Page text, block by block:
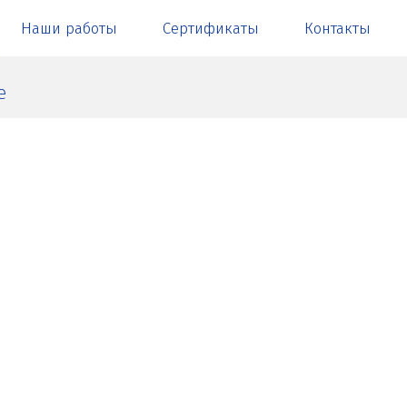
Наши работы Сертификаты Контакты